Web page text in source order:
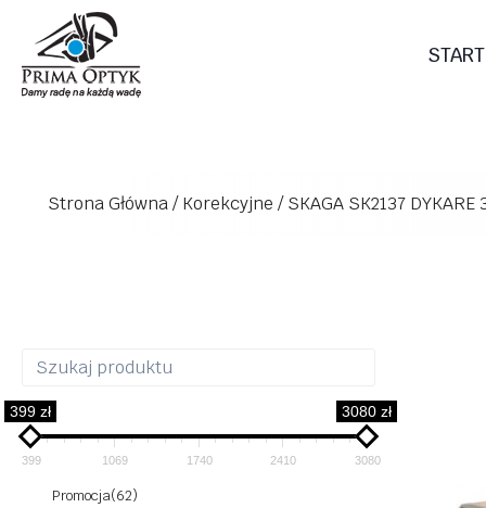
treści
START
Strona Główna/Korekcyjne /SKAGA SK2137 DYKARE
399 zł 3080 zł
399 1069 1740 2410 3080
Promocja(62)